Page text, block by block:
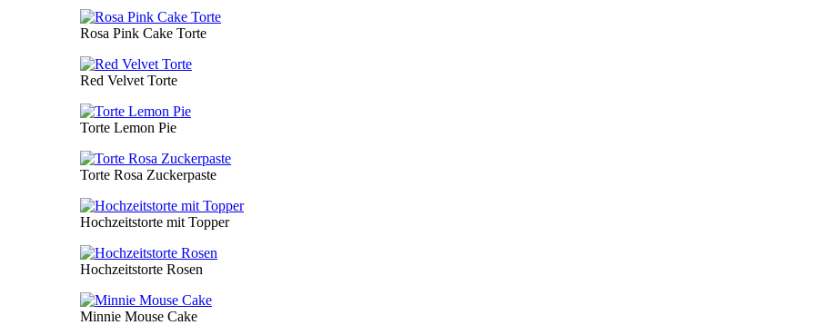
Rosa Pink Cake Torte
Red Velvet Torte
Torte Lemon Pie
Torte Rosa Zuckerpaste
Hochzeitstorte mit Topper
Hochzeitstorte Rosen
Minnie Mouse Cake